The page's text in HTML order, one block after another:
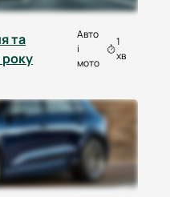
та
року
Авто
і
мото
1
хв